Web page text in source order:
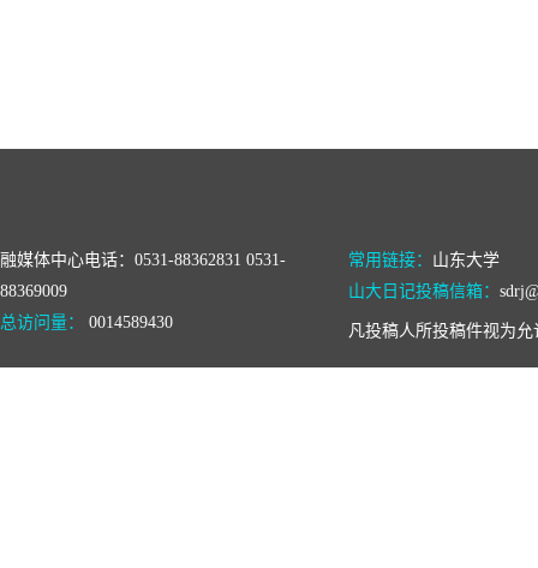
融媒体中心电话：0531-88362831 0531-
88369009
常用链接： 山东大学
山大日记投稿信箱：
总访问量：
0014589430 凡投稿人所投稿件视为